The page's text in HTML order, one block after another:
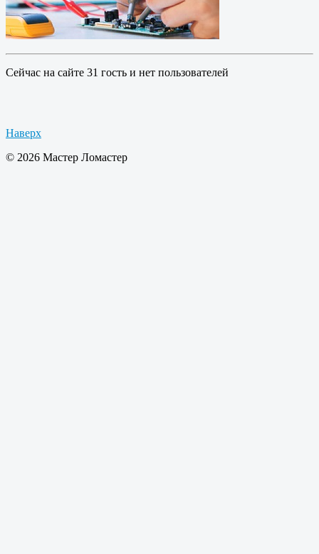
Сейчас на сайте 31 гость и нет пользователей
Наверх
© 2026 Мастер Ломастер